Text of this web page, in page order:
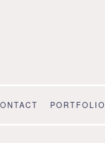
PORTFOLIO